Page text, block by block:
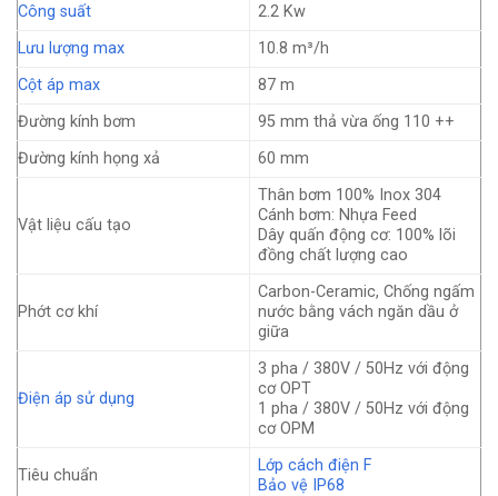
Công suất
2.2 Kw
Lưu lượng max
10.8 m³/h
Cột áp max
87 m
Đường kính bơm
95 mm thả vừa ống 110 ++
Đường kính họng xả
60 mm
Vật liệu cấu tạo
Thân bơm 100% Inox 304
Cánh bơm: Nhựa Feed
Dây quấn động cơ: 100% lõi
đồng chất lượng cao
Phớt cơ khí
Carbon-Ceramic, Chống ngấm
nước bằng vách ngăn dầu ở
giữa
Điện áp sử dụng
3 pha / 380V / 50Hz với động
cơ OPT
1 pha / 380V / 50Hz với động
cơ OPM
Tiêu chuẩn
Lớp cách điện F
Bảo vệ IP68